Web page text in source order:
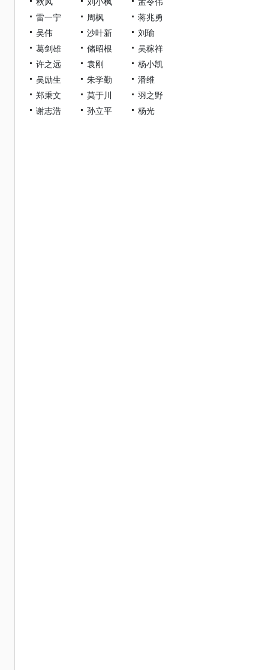
雷一宁
周枫
蒋兆勇
吴伟
沙叶新
刘瑜
葛剑雄
储昭根
吴稼祥
许之远
袁刚
杨小凯
吴励生
朱学勤
潘维
郑秉文
莫于川
羽之野
谢志浩
孙立平 杨光